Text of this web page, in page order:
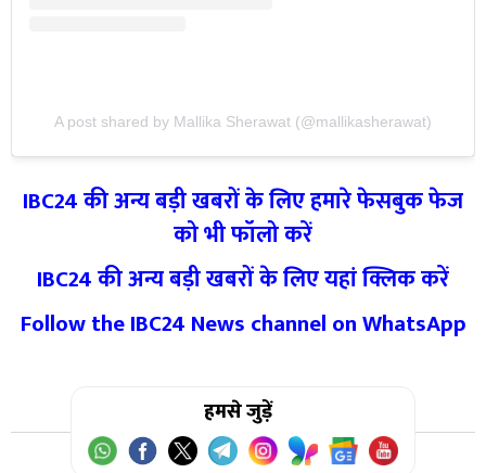
A post shared by Mallika Sherawat (@mallikasherawat)
IBC24 की अन्य बड़ी खबरों के लिए हमारे फेसबुक फेज
को भी फॉलो करें
IBC24 की अन्य बड़ी खबरों के लिए यहां क्लिक करें
Follow the IBC24 News channel on WhatsApp
हमसे जुड़ें